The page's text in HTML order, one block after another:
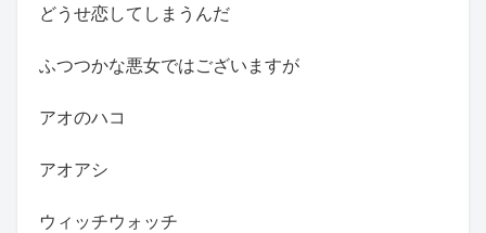
どうせ恋してしまうんだ
ふつつかな悪女ではございますが
アオのハコ
アオアシ
ウィッチウォッチ